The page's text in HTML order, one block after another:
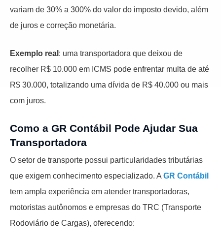
variam de 30% a 300% do valor do imposto devido, além
de juros e correção monetária.
Exemplo real : uma transportadora que deixou de
recolher R$ 10.000 em ICMS pode enfrentar multa de até
R$ 30.000, totalizando uma dívida de R$ 40.000 ou mais
com juros.
Como a GR Contábil Pode Ajudar Sua
Transportadora
O setor de transporte possui particularidades tributárias
que exigem conhecimento especializado. A GR Contábil
tem ampla experiência em atender transportadoras,
motoristas autônomos e empresas do TRC (Transporte
Rodoviário de Cargas), oferecendo: